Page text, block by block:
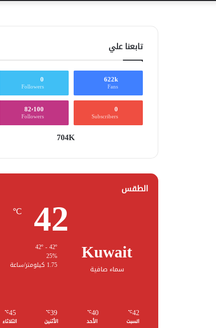
تابعنا علي
622k
Fans
0
Followers
0
Subscribers
82٬100
Followers
704K
الطقس
Kuwait
سماء صافية
42
℃
42º - 42º
25%
1.75 كيلومتر/ساعة
42
℃
السبت
40
℃
الأحد
39
℃
الأثنين
45
℃
الثلاثاء